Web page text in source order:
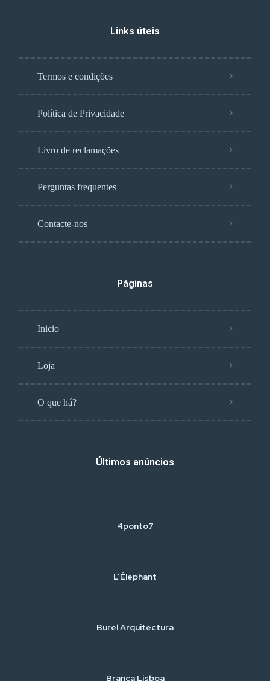
Links úteis
Termos e condições
Política de Privacidade
Livro de reclamações
Perguntas frequentes
Contacte-nos
Páginas
Inicio
Loja
O que há?
Últimos anúncios
4ponto7
L’Éléphant
Burel Arquitectura
Branca Lisboa